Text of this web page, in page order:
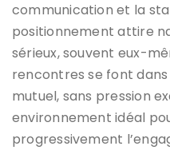
communication et la
positionnement attire
sérieux, souvent eux-
rencontres se font
mutuel, sans pression
environnement idéal
progressivement